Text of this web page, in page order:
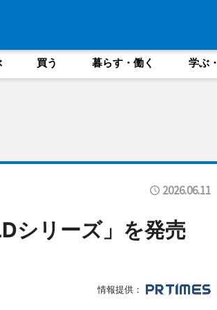
買う 暮らす・働く 学ぶ
2026.06.11
シリーズ」を発売
情報提供：